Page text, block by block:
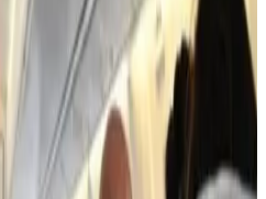
- التدريب والمهارة : القفز بالمظلة
لـ 300 راكب (بينهم أطفال
بنظام في لحظة ذعر وضغط جوي
- تصميم الأبواب
: أبواب الطائرات
الطيران بسبب فارق الضغط
في العلاء أمر مستحيل ميكانيكياً.
تم تحديث الخبر في الساعة 10:45 مساءً